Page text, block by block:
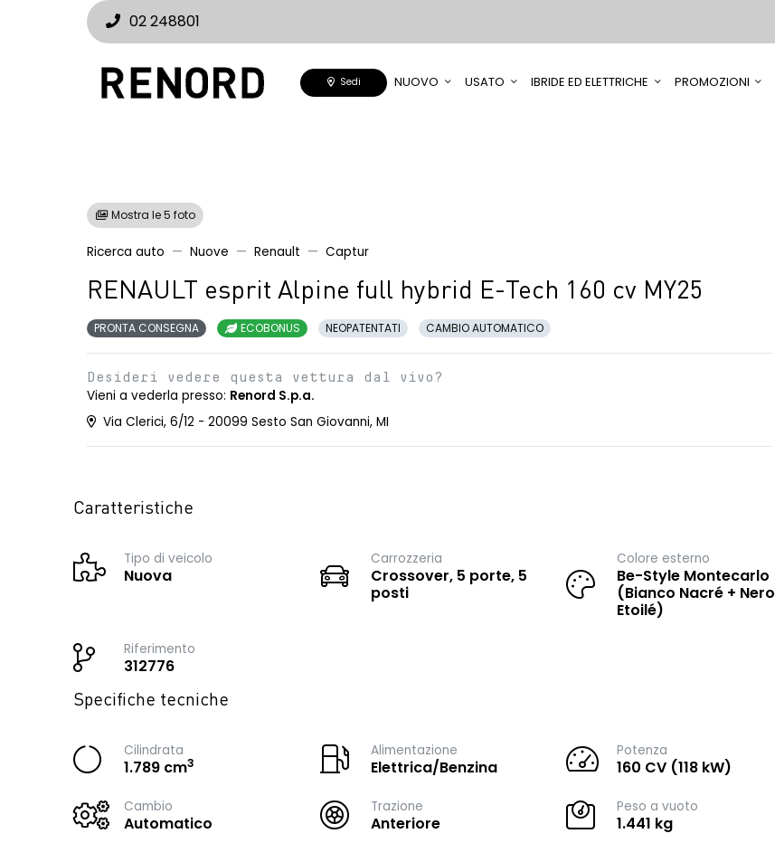
02 248801
Sedi NUOVO USATO IBRIDE ED ELETTRICHE PROMOZIONI
Mostra le 5 foto
Ricerca auto Nuove Renault Captur
RENAULT esprit Alpine full hybrid E-Tech 160 cv MY25
PRONTA CONSEGNA ECOBONUS NEOPATENTATI CAMBIO AUTOMATICO
Desideri vedere questa vettura dal vivo?
Vieni a vederla presso: Renord S.p.a.
Via Clerici, 6/12 - 20099 Sesto San Giovanni, MI
Caratteristiche
Tipo di veicolo
Nuova
Carrozzeria
Crossover, 5 porte, 5
posti
Colore esterno
Be-Style Montecarlo
(Bianco Nacré + Nero
Etoilé)
Riferimento
312776
Specifiche tecniche
Cilindrata
1.789 cm3
Alimentazione
Elettrica/Benzina
Potenza
160 CV (118 kW)
Cambio
Automatico
Trazione
Anteriore
Peso a vuoto
1.441 kg